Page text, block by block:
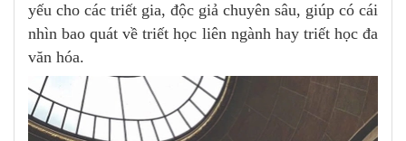
yếu cho các triết gia, độc giả chuyên sâu, giúp có cái
nhìn bao quát về triết học liên ngành hay triết học đa
văn hóa.